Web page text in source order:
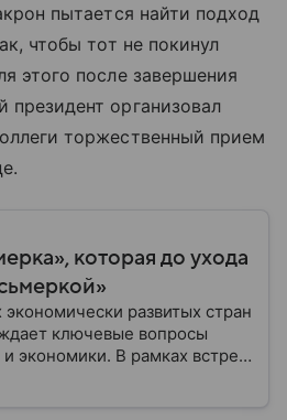
пытается найти подход
чтобы тот не покинул
этого после завершения
президент организовал
торжественный прием
которая до ухода
развитых стран
ключевые вопросы
экономики. В рамках встреч
международной